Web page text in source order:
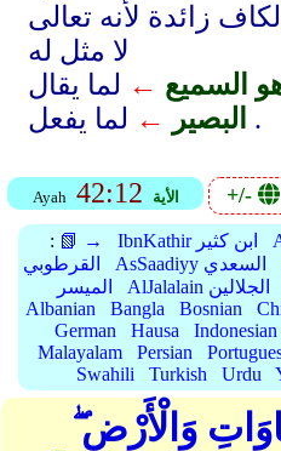
الكاف زائدة لأنه تعالى
لا مثل له
السميع ← لما يقال
البصير
← لما يفعل .
Ayah 42:12 الأية +/-
: 📗 → IbnKathir ابن كثير
القرطوبي
AsSaadiyy السعدي
الميسر
AlJalalain الجلالين
Albanian
Bangla Bosnian
German
Hausa Indonesian
Malayalam
Persian
Swahili
Turkish Urdu
وَالْأَرْضِ